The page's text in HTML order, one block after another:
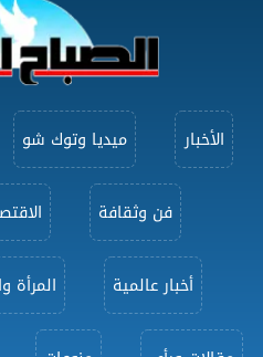
الأخبار ميديا وتوك شو
فن وثقافة
أخبار عالمية المرأة